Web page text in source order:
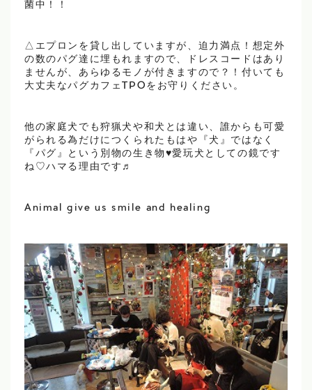
菌中！！
△エプロンを貸し出していますが、迫力満点！想定外
の数のパグ達に埋もれますので、ドレスコードはあり
ませんが、あらゆるモノが付きますので？！付いても
大丈夫なパグカフェTPOをお守りください。
他の家庭犬でも狩猟犬や和犬とは違い、誰からも可愛
がられる為だけにつくられたもはや『犬』ではなく
『パグ』という別物の生き物♥愛玩犬としての鏡です
ね♡ハマる理由です♬
Animal give us smile and healing